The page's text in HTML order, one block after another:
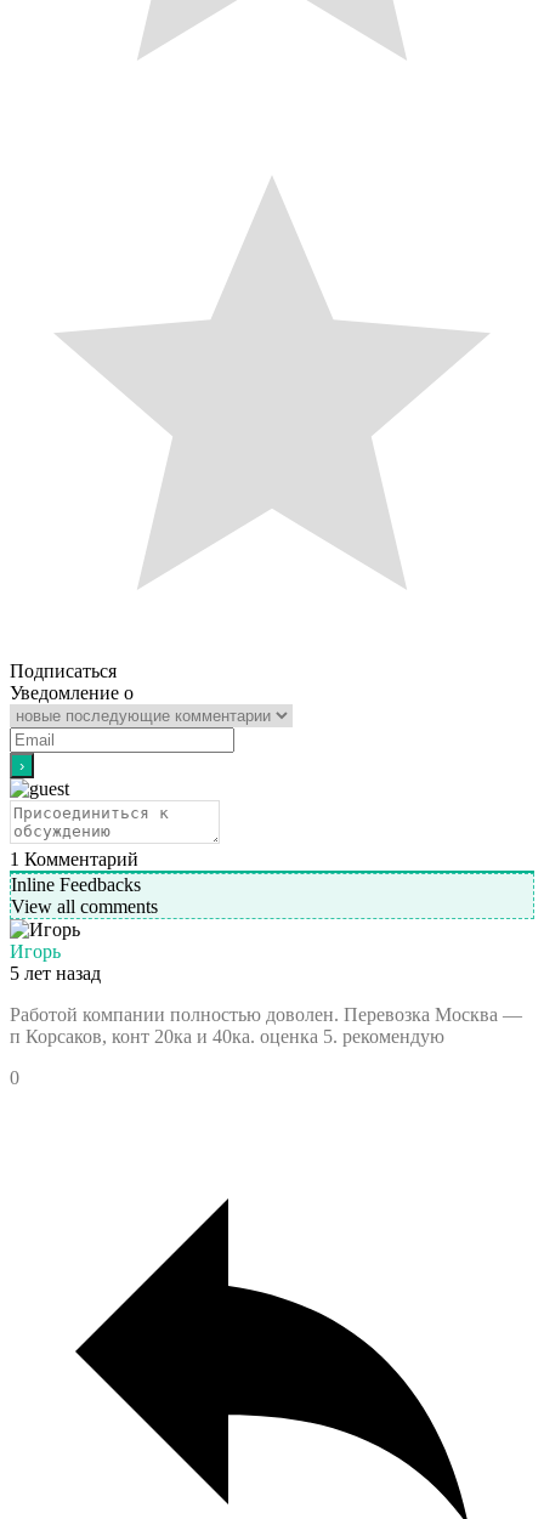
Подписаться
Уведомление о
1 Комментарий
Inline Feedbacks
View all comments
Игорь
5 лет назад
Работой компании полностью доволен. Перевозка Москва —
п Корсаков, конт 20ка и 40ка. оценка 5. рекомендую
0